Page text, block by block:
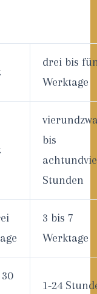
drei bis
Werktage
bis
Stunden
3 bis 7
Werktage
1-24